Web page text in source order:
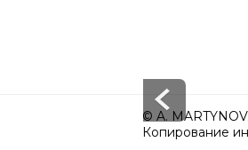
© A.
Копирование